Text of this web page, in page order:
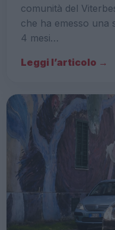
comunità del
che ha emesso una
4 mesi…
Leggi l’articolo →